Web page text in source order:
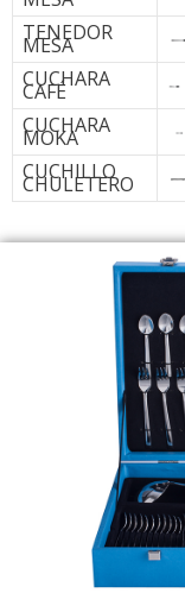
TENEDOR
MESA
CUCHARA
CAFÉ
CUCHARA
MOKA
CUCHILLO
CHULETERO